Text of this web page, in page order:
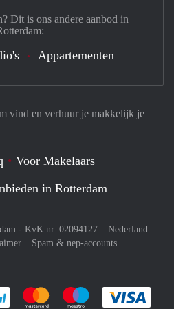
vind en verhuur je makkelijk je
Voor Makelaars
in Rotterdam
- KvK nr. 02094127 – Nederland
Spam & nep-accounts
Je rekent gemakkelijk af met Paypal
Je rekent gemakkelijk af met
Je rekent
Dit is ons andere aanbod in
Appartementen